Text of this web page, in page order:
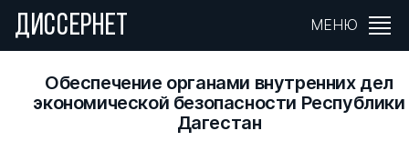
ДИССЕРНЕТ МЕНЮ
Обеспечение органами внутренних дел
экономической безопасности Республики
Дагестан